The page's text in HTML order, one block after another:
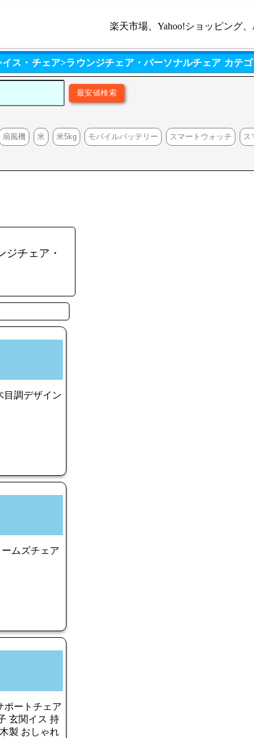
楽天市場、Yahoo!ショッピング
ス・チェア>ラウンジチェア・パーソナルチェア カテ
扇風機 米 米5kg モバイルバッテリー スマートウォッチ ス
ジチェア・
目調デザイン
ムズチェア
ポートチェア
玄関イス 持
製 おしゃれ